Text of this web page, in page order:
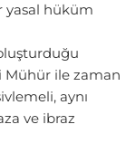
yasal hüküm
Mühür ile zaman
aynı
ve ibraz